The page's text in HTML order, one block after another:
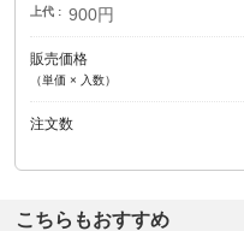
上代 900円
販売価格
（単価 × 入数）
注文数
こちらもおすすめ